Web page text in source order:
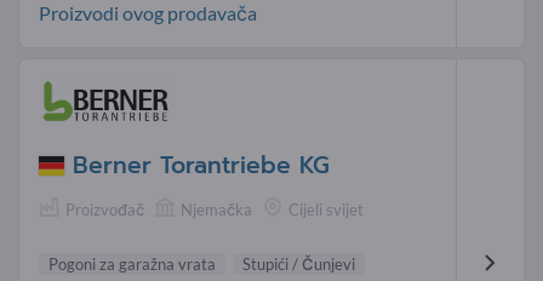
Proizvodi ovog prodavača
Berner Torantriebe KG
Proizvođač Njemačka Cijeli svijet
Pogoni za garažna vrata
Stupići / Čunjevi